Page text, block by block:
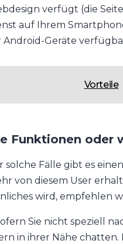
verfügt (die
auf Ihrem
Geräte
Vorteile
Funktionen oder
solche Fälle gibt es
von diesem User
wird, empfehlen
Sie nicht speziell
in ihrer Nähe